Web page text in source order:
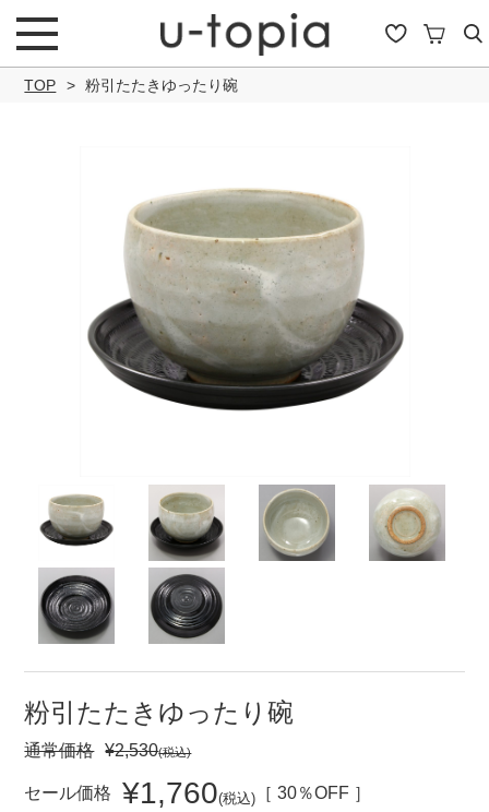
キーワード
セール
30％OFF未満 10％OFF 20％OFF
50％OFF～
アイテム
小皿
カレー皿・パスタ皿
TOP 粉引たたきゆったり碗
粉引たたきゆったり碗
通常価格 ¥2,530(税込)
セール価格 ¥1,760(税込) ［ 30％OFF ］